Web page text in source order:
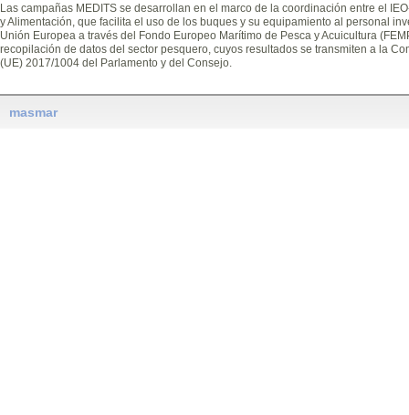
Las campañas MEDITS se desarrollan en el marco de la coordinación entre el
y Alimentación, que facilita el uso de los buques y su equipamiento al personal
Unión Europea a través del Fondo Europeo Marítimo de Pesca y Acuicultura
recopilación de datos del sector pesquero, cuyos resultados se transmiten a la
(UE) 2017/1004 del Parlamento y del Consejo.
masmar